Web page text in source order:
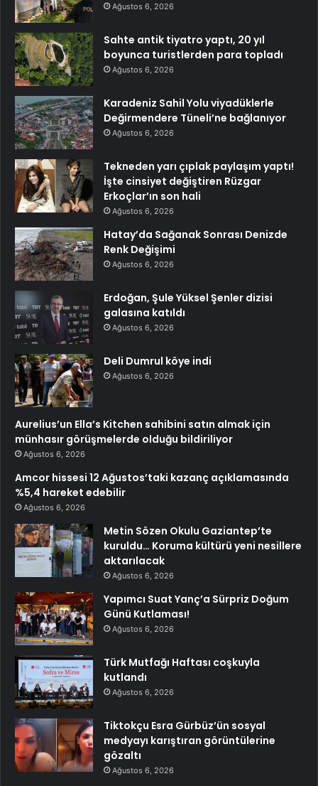
Ağustos 6, 2026
Sahte antik tiyatro yaptı, 20 yıl
boyunca turistlerden para topladı
Ağustos 6, 2026
Karadeniz Sahil Yolu viyadüklerle
Değirmendere Tüneli’ne bağlanıyor
Ağustos 6, 2026
Tekneden yarı çıplak paylaşım yaptı!
İşte cinsiyet değiştiren Rüzgar
Erkoçlar’ın son hali
Ağustos 6, 2026
Hatay’da Sağanak Sonrası Denizde
Renk Değişimi
Ağustos 6, 2026
Erdoğan, Şule Yüksel Şenler dizisi
galasına katıldı
Ağustos 6, 2026
Deli Dumrul köye indi
Ağustos 6, 2026
Aurelius’un Ella’s Kitchen sahibini satın almak için
münhasır görüşmelerde olduğu bildiriliyor
Ağustos 6, 2026
Amcor hissesi 12 Ağustos’taki kazanç açıklamasında
%5,4 hareket edebilir
Ağustos 6, 2026
Metin Sözen Okulu Gaziantep’te
kuruldu… Koruma kültürü yeni nesillere
aktarılacak
Ağustos 6, 2026
Yapımcı Suat Yanç’a Sürpriz Doğum
Günü Kutlaması!
Ağustos 6, 2026
Türk Mutfağı Haftası coşkuyla
kutlandı
Ağustos 6, 2026
Tiktokçu Esra Gürbüz’ün sosyal
medyayı karıştıran görüntülerine
gözaltı
Ağustos 6, 2026